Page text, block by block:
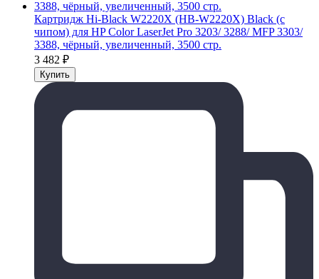
Картридж Hi-Black W2220X (HB-W2220X) Black (с
чипом) для HP Color LaserJet Pro 3203/ 3288/ MFP 3303/
3388, чёрный, увеличенный, 3500 стр.
3 482 ₽